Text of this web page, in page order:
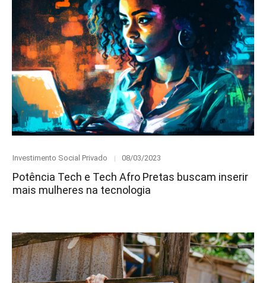
Category
Investimento Social Privado
Posted
08/03/2023
Potência Tech e Tech Afro Pretas buscam inserir
mais mulheres na tecnologia